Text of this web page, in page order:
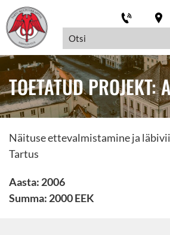
TOETATUD PROJEKT:
Näituse ettevalmistamine ja
Tartus
Aasta: 2006
Summa: 2000 EEK